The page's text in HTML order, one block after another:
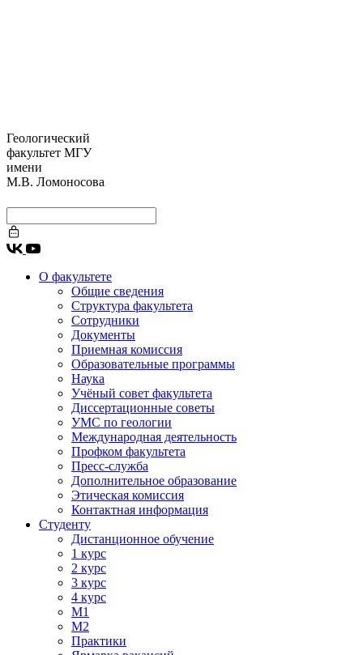
Геологический
факультет МГУ
имени
М.В. Ломоносова
О факультете
Общие сведения
Структура факультета
Сотрудники
Документы
Приемная комиссия
Образовательные программы
Наука
Учёный совет факультета
Диссертационные советы
УМС по геологии
Международная деятельность
Профком факультета
Пресс-служба
Дополнительное образование
Этическая комиссия
Контактная информация
Студенту
Дистанционное обучение
1 курс
2 курс
3 курс
4 курс
М1
М2
Практики